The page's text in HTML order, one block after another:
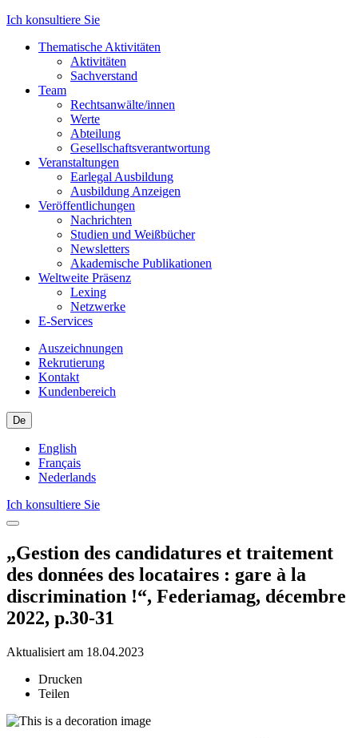
Ich konsultiere Sie
Thematische Aktivitäten
Aktivitäten
Sachverstand
Team
Rechtsanwälte/innen
Werte
Abteilung
Gesellschaftsverantwortung
Veranstaltungen
Earlegal Ausbildung
Ausbildung Anzeigen
Veröffentlichungen
Nachrichten
Studien und Weißbücher
Newsletters
Akademische Publikationen
Weltweite Präsenz
Lexing
Netzwerke
E-Services
Auszeichnungen
Rekrutierung
Kontakt
Kundenbereich
De
English
Français
Nederlands
Ich konsultiere Sie
„Gestion des candidatures et traitement
des données des locataires : gare à la
discrimination !“, Federiamag, décembre
2022, p.30-31
Aktualisiert am 18.04.2023
Drucken
Teilen